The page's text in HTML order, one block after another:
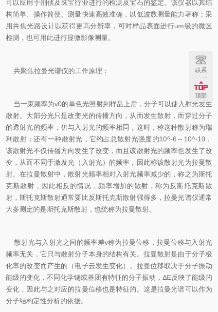
可以应用于刑侦及珠宝行业进行的检测及宝石的鉴定。该仪器以其结
构简单、操作简便、测量快速高效准确，以低波数测量能力著称；采
用共焦光路设计以获得更高分辨率，可对样品表面进行um级的微区
检测，也可用此进行显微影像测量。
共聚焦拉曼光谱仪的工作原理：
当一束频率为v0的单色光照射到样品上后，分子可以使入射光发生
散射。大部分光只是改变光的传播方向，从而发生散射，而穿过分子
的透射光的频率，仍与入射光的频率相同，这时，称这种散射称为瑞
利散射；还有一种散射光，它约占总散射光强度的10^-6～10^-10，
该散射光不仅传播方向发生了改变，而且该散射光的频率也发生了改
变，从而不同于激发光（入射光）的频率，因此称该散射光为拉曼散
射。在拉曼散射中，散射光频率相对入射光频率减少的，称之为斯托
克斯散射，因此相反的情况，频率增加的散射，称为反斯托克斯散
射，斯托克斯散射通常要比反斯托克斯散射强得多，拉曼光谱仪通常
大多测定的是斯托克斯散射，也统称为拉曼散射。
散射光与入射光之间的频率差v称为拉曼位移，拉曼位移与入射光
频率无关，它只与散射分子本身的结构有关。拉曼散射是由于分子极
化率的改变而产生的（电子云发生变化）。拉曼位移取决于分子振动
能级的变化，不同化学键或基团有特征的分子振动，ΔE反映了能级的
变化，因此与之对应的拉曼位移也是特征的。这是拉曼光谱可以作为
分子结构定性分析的依据。
联系
顶部